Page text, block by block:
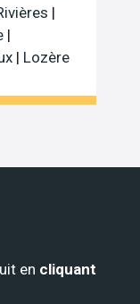
|
|
| Lozère
en cliquant